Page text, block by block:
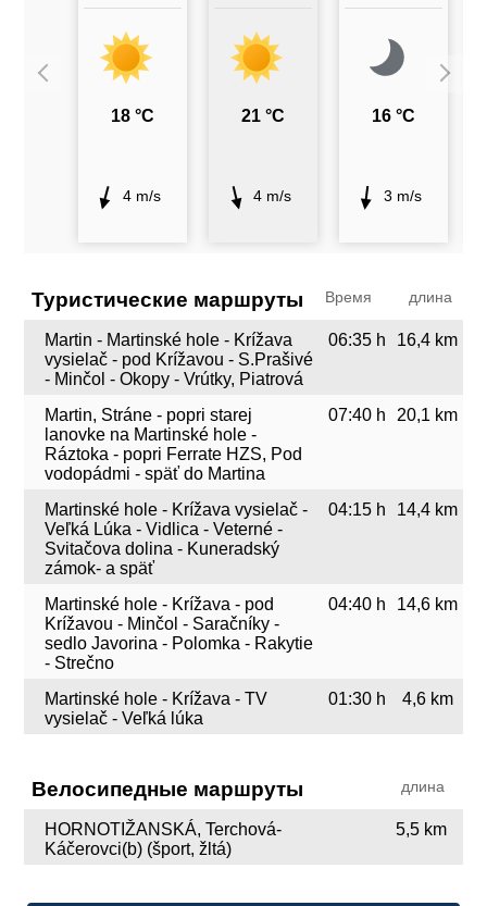
18 °C
4 m/s
21 °C
4 m/s
16 °C
3 m/s
Туристические маршруты Время длина
Martin - Martinské hole - Krížava
vysielač - pod Krížavou - S.Prašivé
- Minčol - Okopy - Vrútky, Piatrová
06:35 h 16,4 km
Martin, Stráne - popri starej
lanovke na Martinské hole -
Ráztoka - popri Ferrate HZS, Pod
vodopádmi - späť do Martina
07:40 h 20,1 km
Martinské hole - Krížava vysielač -
Veľká Lúka - Vidlica - Veterné -
Svitačova dolina - Kuneradský
zámok- a späť
04:15 h 14,4 km
Martinské hole - Krížava - pod
Krížavou - Minčol - Saračníky -
sedlo Javorina - Polomka - Rakytie
- Strečno
04:40 h 14,6 km
Martinské hole - Krížava - TV
vysielač - Veľká lúka
01:30 h 4,6 km
Велосипедные маршруты длина
HORNOTIŽANSKÁ, Terchová-
Káčerovci(b) (šport, žltá)
5,5 km